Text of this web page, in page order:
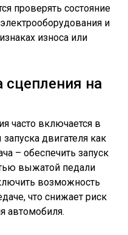
проверять состояние
и
износа или
сцепления на
часто включается в
двигателя как
– обеспечить запуск
выжатой педали
возможность
что снижает риск
автомобиля.